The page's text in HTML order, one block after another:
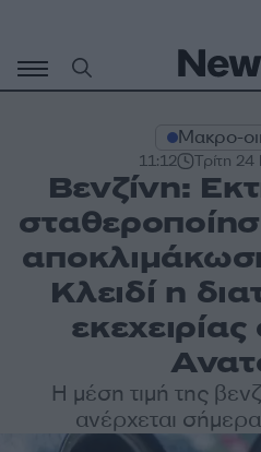
περιεχόμενο
Μακρο-
11:12 Τρίτη 24
Βενζίνη:
Κλειδί η
Η μέση τιμή της
ανέρχεται